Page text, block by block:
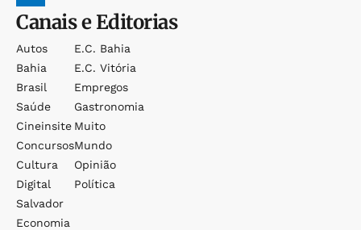
Canais e Editorias
Autos
Bahia
Brasil
Saúde
Cineinsite
Concursos
Cultura
Digital
Salvador
Economia
E.c. Bahia
E.c. Vitória
Empregos
Gastronomia
Muito
Mundo
Opinião
Política